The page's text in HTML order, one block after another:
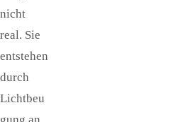
nicht
real. Sie
entstehen
durch
Lichtbeu